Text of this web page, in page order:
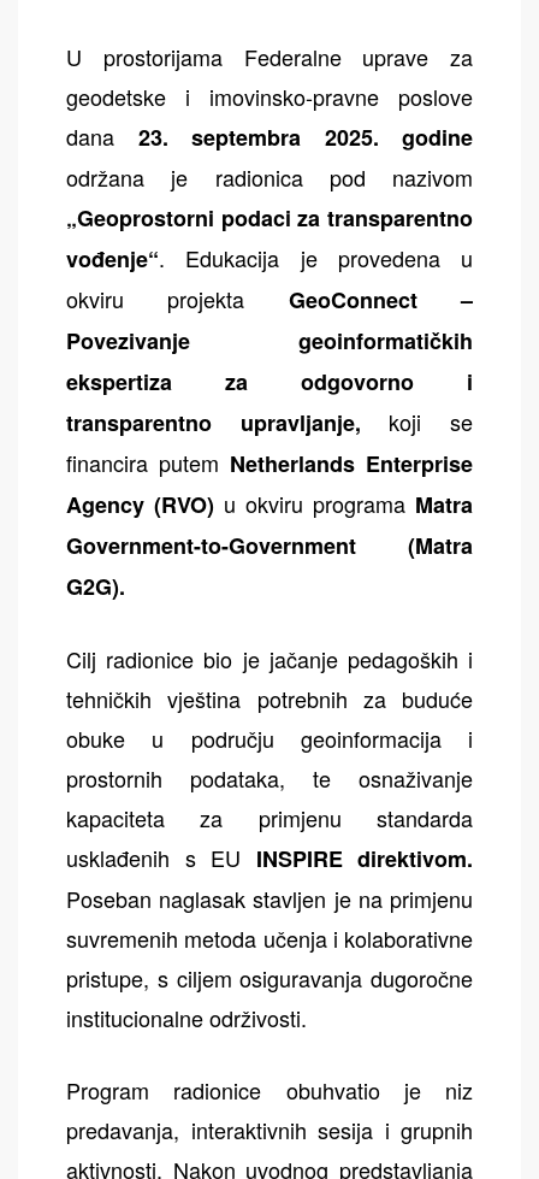
U prostorijama Federalne uprave za
geodetske i imovinsko-pravne poslove
dana 23. septembra 2025.
godine
održana je radionica pod nazivom
„Geoprostorni podaci za transparentno
vođenje“. Edukacija je provedena u
okviru projekta GeoConnect –
Povezivanje geoinformatičkih
ekspertiza za odgovorno i
transparentno upravljanje, koji se
financira putem Netherlands Enterprise
Agency (RVO) u okviru programa Matra
Government-to-Government (Matra
G2G).
Cilj radionice bio je jačanje pedagoških i
tehničkih vještina potrebnih za buduće
obuke u području geoinformacija i
prostornih podataka, te osnaživanje
kapaciteta za primjenu standarda
usklađenih s EU INSPIRE direktivom.
Poseban naglasak stavljen je na primjenu
suvremenih metoda učenja i kolaborativne
pristupe, s ciljem osiguravanja dugoročne
institucionalne održivosti.
Program radionice obuhvatio je niz
predavanja, interaktivnih sesija i grupnih
aktivnosti. Nakon uvodnog predstavljanja